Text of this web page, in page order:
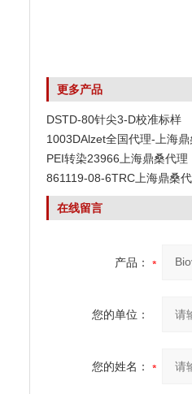
更多产品
DSTD-80针尖3-D校准标样
1003DAlzet全国代理-上海鼎
PEI转染23966上海鼎桑代理
861119-08-6TRC上海鼎桑
在线留言
产品：
您的单位：
您的姓名：